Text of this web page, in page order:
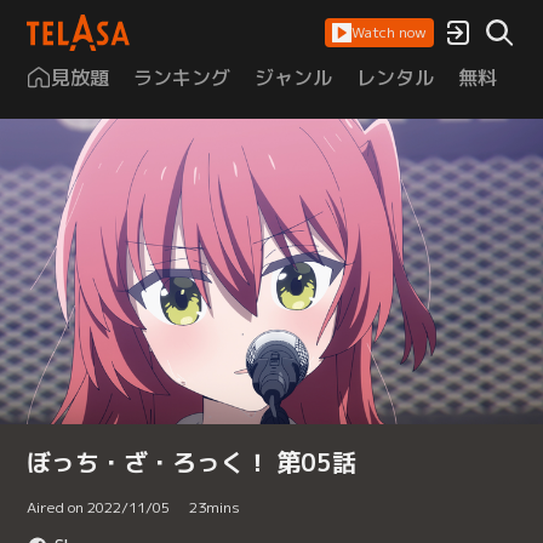
Watch now
見放題 ランキング ジャンル レンタル 無料
ぼっち・ざ・ろっく！ 第05話
Aired on 2022/11/05 23mins